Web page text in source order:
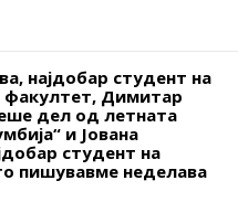
најдобар студент на
факултет, Димитар
дел од летната
и Јована
студент на
пишувавме неделава